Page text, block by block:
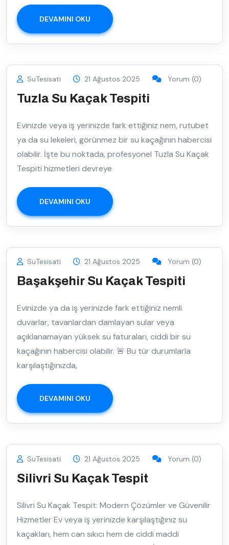
DEVAMINI OKU
SuTesisati 21 Ağustos 2025 Yorum (0)
Tuzla Su Kaçak Tespiti
Evinizde veya iş yerinizde fark ettiğiniz nem, rutubet
ya da su lekeleri, görünmez bir su kaçağının habercisi
olabilir. İşte bu noktada, profesyonel Tuzla Su Kaçak
Tespiti hizmetleri devreye
DEVAMINI OKU
SuTesisati 21 Ağustos 2025 Yorum (0)
Başakşehir Su Kaçak Tespiti
Evinizde ya da iş yerinizde fark ettiğiniz nemli
duvarlar, tavanlardan damlayan sular veya
açıklanamayan yüksek su faturaları, ciddi bir su
kaçağının habercisi olabilir. 🚨 Bu tür durumlarla
karşılaştığınızda,
DEVAMINI OKU
SuTesisati 21 Ağustos 2025 Yorum (0)
Silivri Su Kaçak Tespit
Silivri Su Kaçak Tespit: Modern Çözümler ve Güvenilir
Hizmetler Ev veya iş yerinizde karşılaştığınız su
kaçakları, hem can sıkıcı hem de ciddi maddi